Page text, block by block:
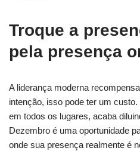
Troque a
pela presença
A liderança moderna
intenção, isso pode ter um
em todos os lugares, acaba
Dezembro é uma oportunidade
onde sua presença realmente é